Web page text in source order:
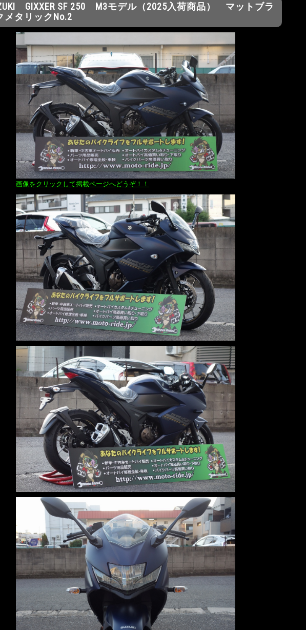
GIXXER SF 250 M3モデル（2025入荷商品） マットブラ
メタリックNo.2
画像をクリックして掲載ページへどうぞ！！